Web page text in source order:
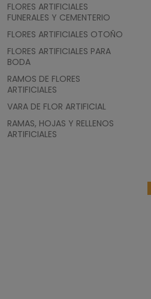
FLORES ARTIFICIALES
FUNERALES Y CEMENTERIO
FLORES ARTIFICIALES OTOÑO
FLORES ARTIFICIALES PARA
BODA
RAMOS DE FLORES
ARTIFICIALES
VARA DE FLOR ARTIFICIAL
RAMAS, HOJAS Y RELLENOS
ARTIFICIALES